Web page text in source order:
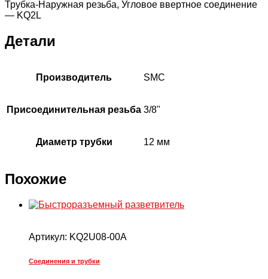
Трубка-Наружная резьба, Угловое ввертное соединение
— KQ2L
Детали
Производитель SMC
Присоединительная резьба 3/8"
Диаметр трубки 12 мм
Похожие
Артикул: KQ2U08-00A
Соединения и трубки